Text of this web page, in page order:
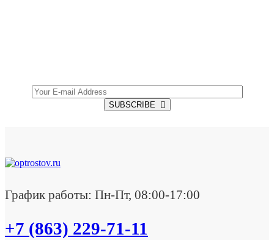
SUBSCRIBE
График работы: Пн-Пт, 08:00-17:00
+7 (863) 229-71-11